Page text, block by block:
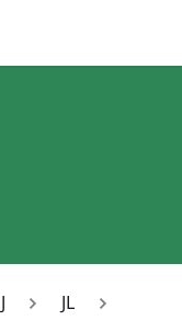
J
JL